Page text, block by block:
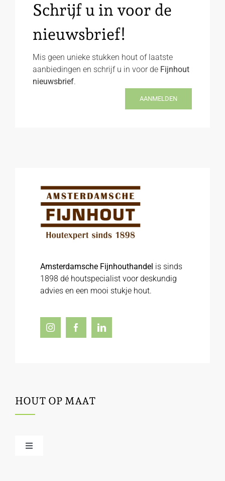
Schrijf u in voor de
nieuwsbrief!
Mis geen unieke stukken hout of laatste
aanbiedingen en schrijf u in voor de Fijnhout
nieuwsbrief.
AANMELDEN
Amsterdamsche Fijnhouthandel is sinds
1898 dé houtspecialist voor deskundig
advies en een mooi stukje hout.
HOUT OP MAAT
Toggle